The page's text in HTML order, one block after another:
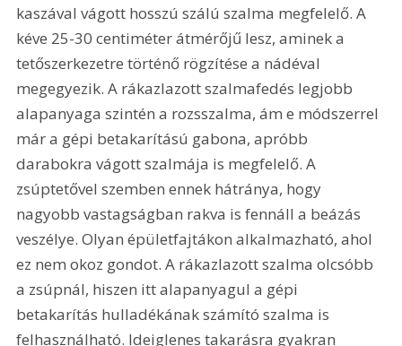
kaszával vágott hosszú szálú szalma megfelelő. A
kéve 25-30 centiméter átmérőjű lesz, aminek a
tetőszerkezetre történő rögzítése a nádéval
megegyezik. A rákazlazott szalmafedés legjobb
alapanyaga szintén a rozsszalma, ám e módszerrel
már a gépi betakarítású gabona, apróbb
darabokra vágott szalmája is megfelelő. A
zsúptetővel szemben ennek hátránya, hogy
nagyobb vastagságban rakva is fennáll a beázás
veszélye. Olyan épületfajtákon alkalmazható, ahol
ez nem okoz gondot. A rákazlazott szalma olcsóbb
a zsúpnál, hiszen itt alapanyagul a gépi
betakarítás hulladékának számító szalma is
felhasználható. Ideiglenes takarásra gyakran